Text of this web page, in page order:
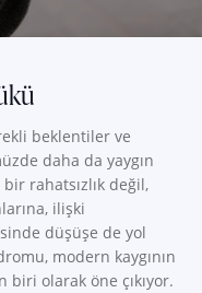
beklentiler ve
daha da yaygın
rahatsızlık değil,
ilişki
düşüşe de yol
modern kaygının
olarak öne çıkıyor.